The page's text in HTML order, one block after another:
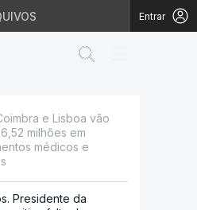
Entrar
e Lisboa vão
milhões em
médicos e
Presidente da